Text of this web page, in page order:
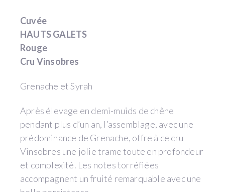
Cuvée
HAUTS GALETS
Rouge
Cru Vinsobres
Grenache et Syrah
Après élevage en demi-muids de chêne
pendant plus d’un an, l’assemblage, avec une
prédominance de Grenache, offre à ce cru
Vinsobres une jolie trame toute en profondeur
et complexité. Les notes torréfiées
accompagnent un fruité remarquable avec une